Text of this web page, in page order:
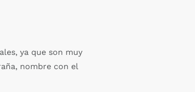
ya que son muy
nombre con el